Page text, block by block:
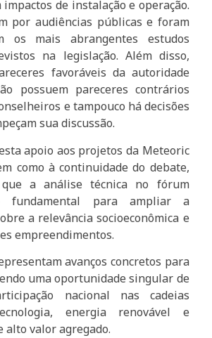
de instalação e operação.
por audiências públicas e foram
os mais abrangentes estudos
na legislação. Além disso,
favoráveis da autoridade
possuem pareceres contrários
e tampouco há decisões
sua discussão.
apoio aos projetos da Meteoric
como à continuidade do debate,
a análise técnica no fórum
fundamental para ampliar a
a relevância socioeconômica e
empreendimentos.
avanços concretos para
uma oportunidade singular de
nacional nas cadeias
energia renovável e
alto valor agregado.